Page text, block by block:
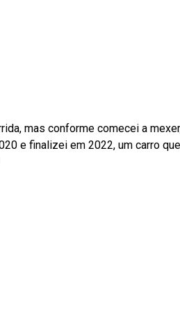
mas conforme comecei a
e finalizei em 2022, um carro